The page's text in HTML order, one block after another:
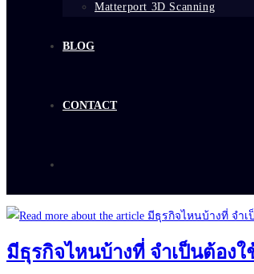
Matterport 3D Scanning
BLOG
CONTACT
มีธุรกิจไหนบ้างที่ จำเป็นต้อง